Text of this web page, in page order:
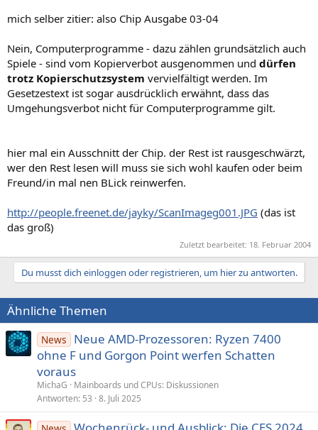
mich selber zitier: also Chip Ausgabe 03-04
Nein, Computerprogramme - dazu zählen grundsätzlich auch
Spiele - sind vom Kopierverbot ausgenommen und dürfen
trotz Kopierschutzsystem vervielfältigt werden. Im
Gesetzestext ist sogar ausdrücklich erwähnt, dass das
Umgehungsverbot nicht für Computerprogramme gilt.
hier mal ein Ausschnitt der Chip. der Rest ist rausgeschwärzt,
wer den Rest lesen will muss sie sich wohl kaufen oder beim
Freund/in mal nen BLick reinwerfen.
http://people.freenet.de/jayky/ScanImageg001.JPG (das ist
das groß)
Zuletzt bearbeitet: 18. Februar 2004
Du musst dich einloggen oder registrieren, um hier zu antworten.
Ähnliche Themen
News
Neue AMD-Prozessoren: Ryzen 7400
ohne F und Gorgon Point werfen Schatten
voraus
MichaG
Mainboards und CPUs: Diskussionen
Antworten 53 8. Juli 2025